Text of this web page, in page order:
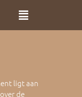
ligt aan
de